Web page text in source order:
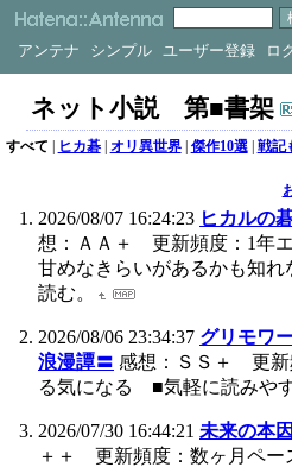
アンテナ シンプル ユーザー登録 ロ
ネット小説 第■書架
すべて | ヒカ碁| オリ異世界| 傑作10選| 戦記
2026/08/07 16:24:23 ヒカルの
想：ＡＡ＋ 更新頻度：1年
甘めなきらいがあるかも知
読む。
2026/08/06 23:34:37 グリモワ
浪漫譚〓 感想：ＳＳ＋ 更新
る気になる ■気軽に読みや
2026/07/30 16:44:21 未来の本
＋＋ 更新頻度：数ヶ月ペ